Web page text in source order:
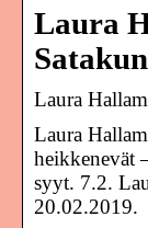
Laura
Laura
Laura
heikkenevät
syyt. 7.2.
20.02.2019.